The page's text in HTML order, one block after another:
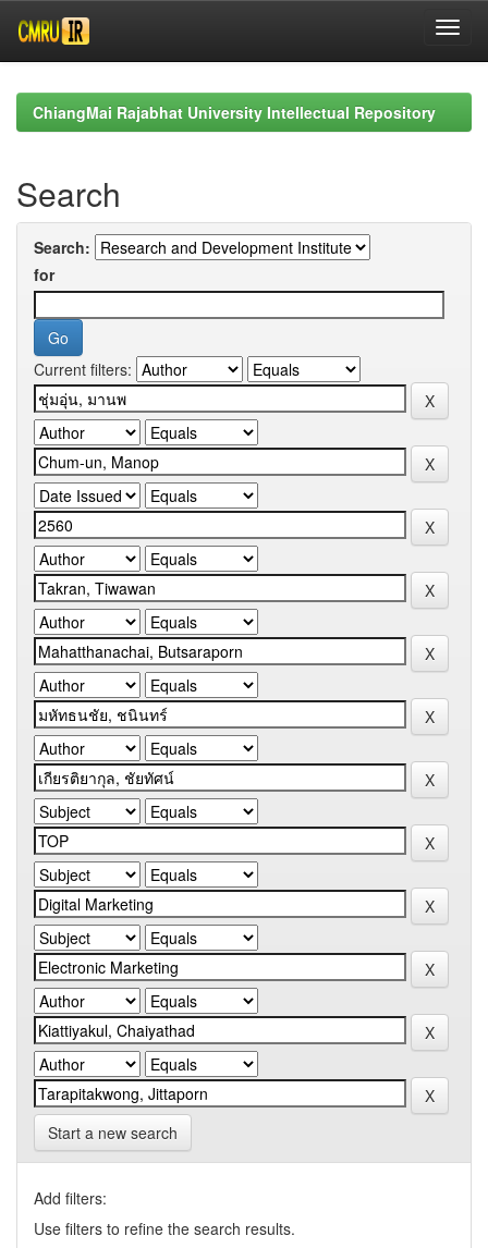
navigationChiangMai Rajabhat University Intellectual Repository
Search
Search:
for
Current filters:
Start a new search
Add filters:
Use filters to refine the search results.